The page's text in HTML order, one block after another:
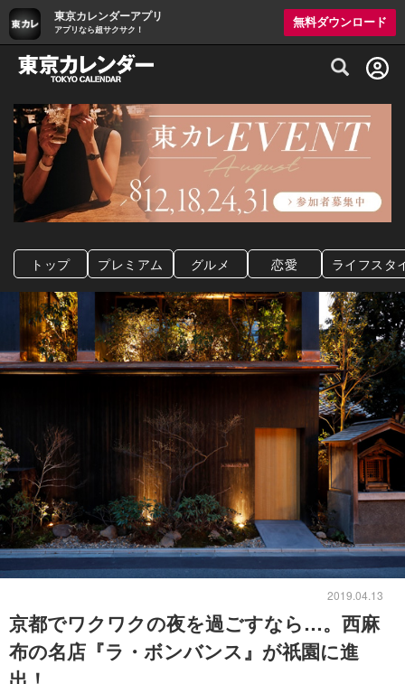
東京カレンダーアプリ
アプリなら超サクサク！
無料ダウンロード
グルメ情報・プレミアムレストラン予約
トップ プレミアム グルメ 恋愛 ライフスタ
2019.04.13
京都でワクワクの夜を過ごすなら…。西麻
布の名店『ラ・ボンバンス』が祇園に進
出！